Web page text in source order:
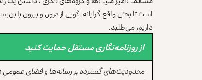
است تا بحثی واقع گرایانه. گویی از درون و بیرون با
داریم، می‌طلبد.
از روزنامه‌نگاری مستقل حمایت کنید
محدودیت‌های گسترده بر رسانه‌ها و فضای عمومی